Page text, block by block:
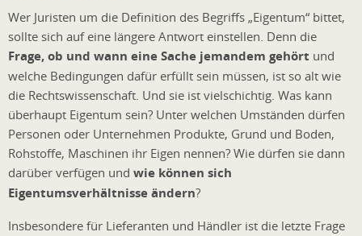
Wer Juristen um die Definition des Begriffs „Eigentum“ bittet,
sollte sich auf eine längere Antwort einstellen. Denn die
Frage, ob und wann eine Sache jemandem gehört und
welche Bedingungen dafür erfüllt sein müssen, ist so alt wie
die Rechtswissenschaft. Und sie ist vielschichtig. Was kann
überhaupt Eigentum sein? Unter welchen Umständen dürfen
Personen oder Unternehmen Produkte, Grund und Boden,
Rohstoffe, Maschinen ihr Eigen nennen? Wie dürfen sie dann
darüber verfügen und wie können sich
Eigentumsverhältnisse ändern?
Insbesondere für Lieferanten und Händler ist die letzte Frage